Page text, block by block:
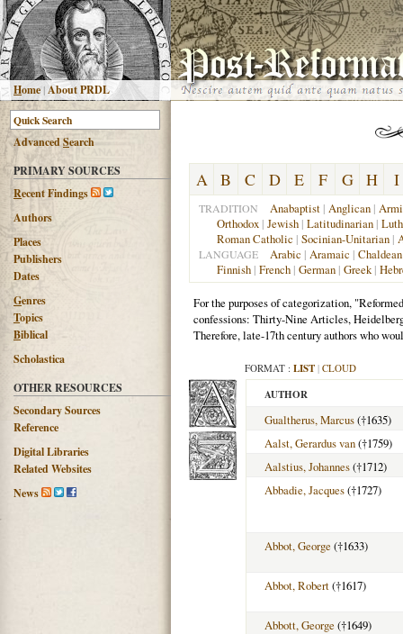
Home |About PRDL
AdvancedSearch
PRIMARY SOURCES
Recent Findings
Authors
Places
Publishers
Dates
Genres
Topics
Biblical
Scholastica
OTHER RESOURCES
Secondary Sources
Reference
Digital Libraries
Related Websites
News
A B C D E F G H I
TRADITION Anabaptist | Anglican |
Orthodox | Jewish | Latitudinarian |
Roman Catholic | Socinian-Unitarian |
LANGUAGE Arabic | Aramaic | Chaldean
Finnish | French | German | Greek|
For the purposes of categorization,
confessions: Thirty-Nine Articles,
Therefore, late-17th century authors who
FORMAT : LIST | CLOUD
AUTHOR
Gualtherus, Marcus(†1635)
Aalst, Gerardus van(†1759)
Aalstius, Johannes(†1712)
Abbadie, Jacques(†1727)
Abbot, George (†1633)
Abbot, Robert(†1617)
Abbott, George (†1649)